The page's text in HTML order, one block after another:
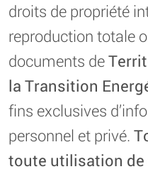
droits de propriété
reproduction totale
documents de
la Transition
fins exclusives
personnel et privé.
toute utilisation de